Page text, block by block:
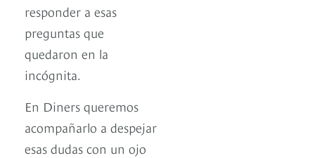
responder a esas
preguntas que
quedaron en la
incógnita.
En Diners queremos
acompañarlo a despejar
esas dudas con un ojo